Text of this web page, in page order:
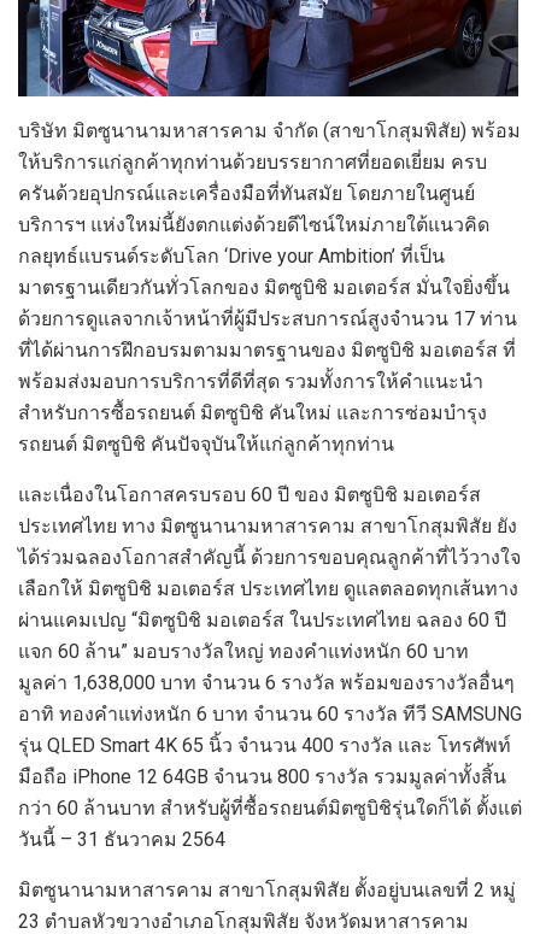
บริษัท มิตซูนานามหาสารคาม จำกัด (สาขาโกสุมพิสัย) พร้อม
ให้บริการแก่ลูกค้าทุกท่านด้วยบรรยากาศที่ยอดเยี่ยม ครบ
ครันด้วยอุปกรณ์และเครื่องมือที่ทันสมัย โดยภายในศูนย์
บริการฯ แห่งใหม่นี้ยังตกแต่งด้วยดีไซน์ใหม่ภายใต้แนวคิด
กลยุทธ์แบรนด์ระดับโลก ‘Drive your Ambition’ ที่เป็น
มาตรฐานเดียวกันทั่วโลกของ มิตซูบิชิ มอเตอร์ส มั่นใจยิ่งขึ้น
ด้วยการดูแลจากเจ้าหน้าที่ผู้มีประสบการณ์สูงจำนวน 17 ท่าน
ที่ได้ผ่านการฝึกอบรมตามมาตรฐานของ มิตซูบิชิ มอเตอร์ส ที่
พร้อมส่งมอบการบริการที่ดีที่สุด รวมทั้งการให้คำแนะนำ
สำหรับการซื้อรถยนต์ มิตซูบิชิ คันใหม่ และการซ่อมบำรุง
รถยนต์ มิตซูบิชิ คันปัจจุบันให้แก่ลูกค้าทุกท่าน
และเนื่องในโอกาสครบรอบ 60 ปี ของ มิตซูบิชิ มอเตอร์ส
ประเทศไทย ทาง มิตซูนานามหาสารคาม สาขาโกสุมพิสัย ยัง
ได้ร่วมฉลองโอกาสสำคัญนี้ ด้วยการขอบคุณลูกค้าที่ไว้วางใจ
เลือกให้ มิตซูบิชิ มอเตอร์ส ประเทศไทย ดูแลตลอดทุกเส้นทาง
ผ่านแคมเปญ “มิตซูบิชิ มอเตอร์ส ในประเทศไทย ฉลอง 60 ปี
แจก 60 ล้าน” มอบรางวัลใหญ่ ทองคำแท่งหนัก 60 บาท
มูลค่า 1,638,000 บาท จำนวน 6 รางวัล พร้อมของรางวัลอื่นๆ
อาทิ ทองคำแท่งหนัก 6 บาท จำนวน 60 รางวัล ทีวี SAMSUNG
รุ่น QLED Smart 4K 65 นิ้ว จำนวน 400 รางวัล และ โทรศัพท์
มือถือ iPhone 12 64GB จำนวน 800 รางวัล รวมมูลค่าทั้งสิ้น
กว่า 60 ล้านบาท สำหรับผู้ที่ซื้อรถยนต์มิตซูบิชิรุ่นใดก็ได้ ตั้งแต่
วันนี้ – 31 ธันวาคม 2564
มิตซูนานามหาสารคาม สาขาโกสุมพิสัย ตั้งอยู่บนเลขที่ 2 หมู่
23 ตำบลหัวขวางอำเภอโกสุมพิสัย จังหวัดมหาสารคาม